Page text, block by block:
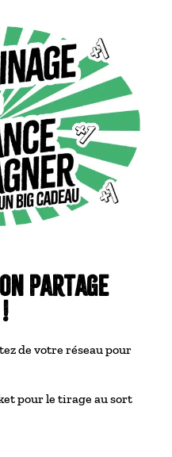
partage
de votre réseau pour
pour le tirage au sort